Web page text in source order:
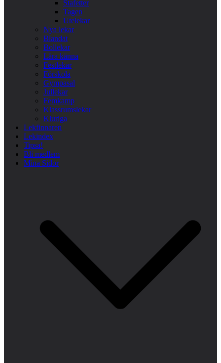
Stafetter
Tagen
Utelekar
Nya lekar
Blandat
Bollekar
Lära känna
Festlekar
Förskola
Gympasal
Jullekar
Femkamp
Klassrumslekar
Kluriga
Lekfinnaren
Lekindex
Tipsa!
Bli medlem
Mina Sidor